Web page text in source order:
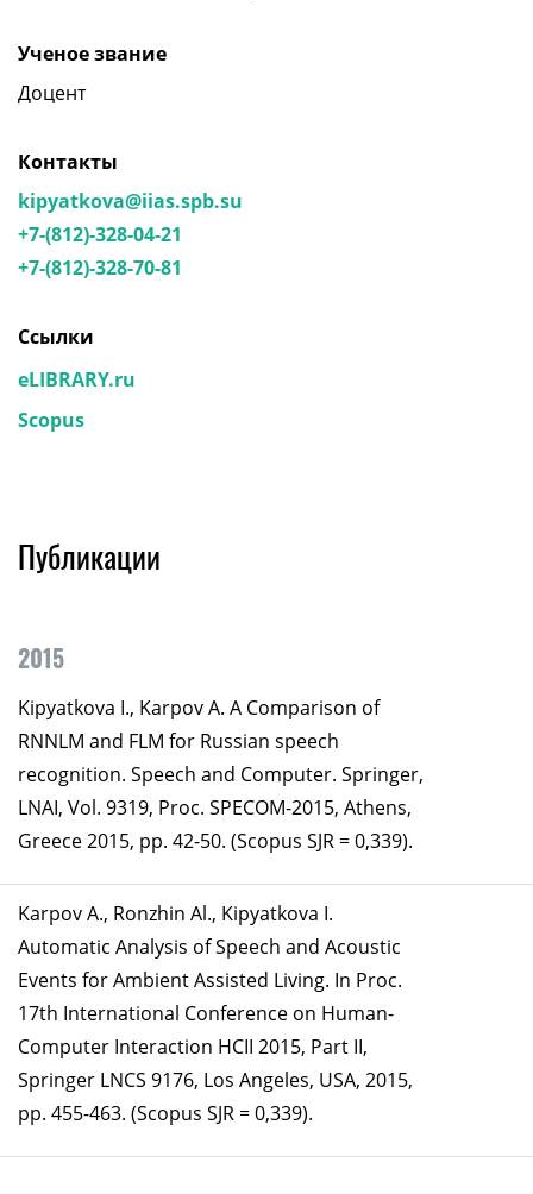
Ученое звание
Доцент
Контакты
kipyatkova@iias.spb.su
+7-(812)-328-04-21
+7-(812)-328-70-81
Ссылки
eLIBRARY.ru
Scopus
Публикации
2015
Kipyatkova I., Karpov A. А Comparison of
RNNLM and FLM for Russian speech
recognition. Speech and Computer. Springer,
LNAI, Vol. 9319, Proc. SPECOM-2015, Athens,
Greece 2015, pp. 42-50. (Scopus SJR = 0,339).
Karpov A., Ronzhin Al., Kipyatkova I.
Automatic Analysis of Speech and Acoustic
Events for Ambient Assisted Living. In Proc.
17th International Conference on Human-
Computer Interaction HCII 2015, Part II,
Springer LNCS 9176, Los Angeles, USA, 2015,
pp. 455-463. (Scopus SJR = 0,339).